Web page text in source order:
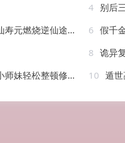
4 别后
仙途（97集）AI短剧 6 假千
8 诡异复
仙界（46集）AI短剧 10 遁世